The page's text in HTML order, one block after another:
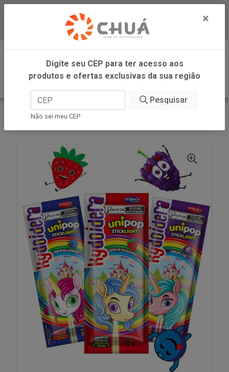
Baixe já nosso APP
0
INÍCIO
ORIGINALLE CANDIES
×
Digite seu CEP para ter acesso aos
produtos e ofertas exclusivas da sua região
Pesquisar
Não sei meu CEP